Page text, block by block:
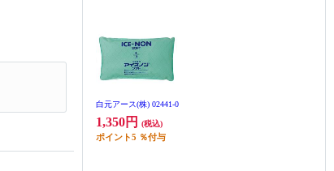
白元アース(株) 02441-0
1,350円 (税込)
ポイント5 ％付与